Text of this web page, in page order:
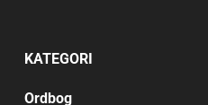
KATEGORI
Ordbog